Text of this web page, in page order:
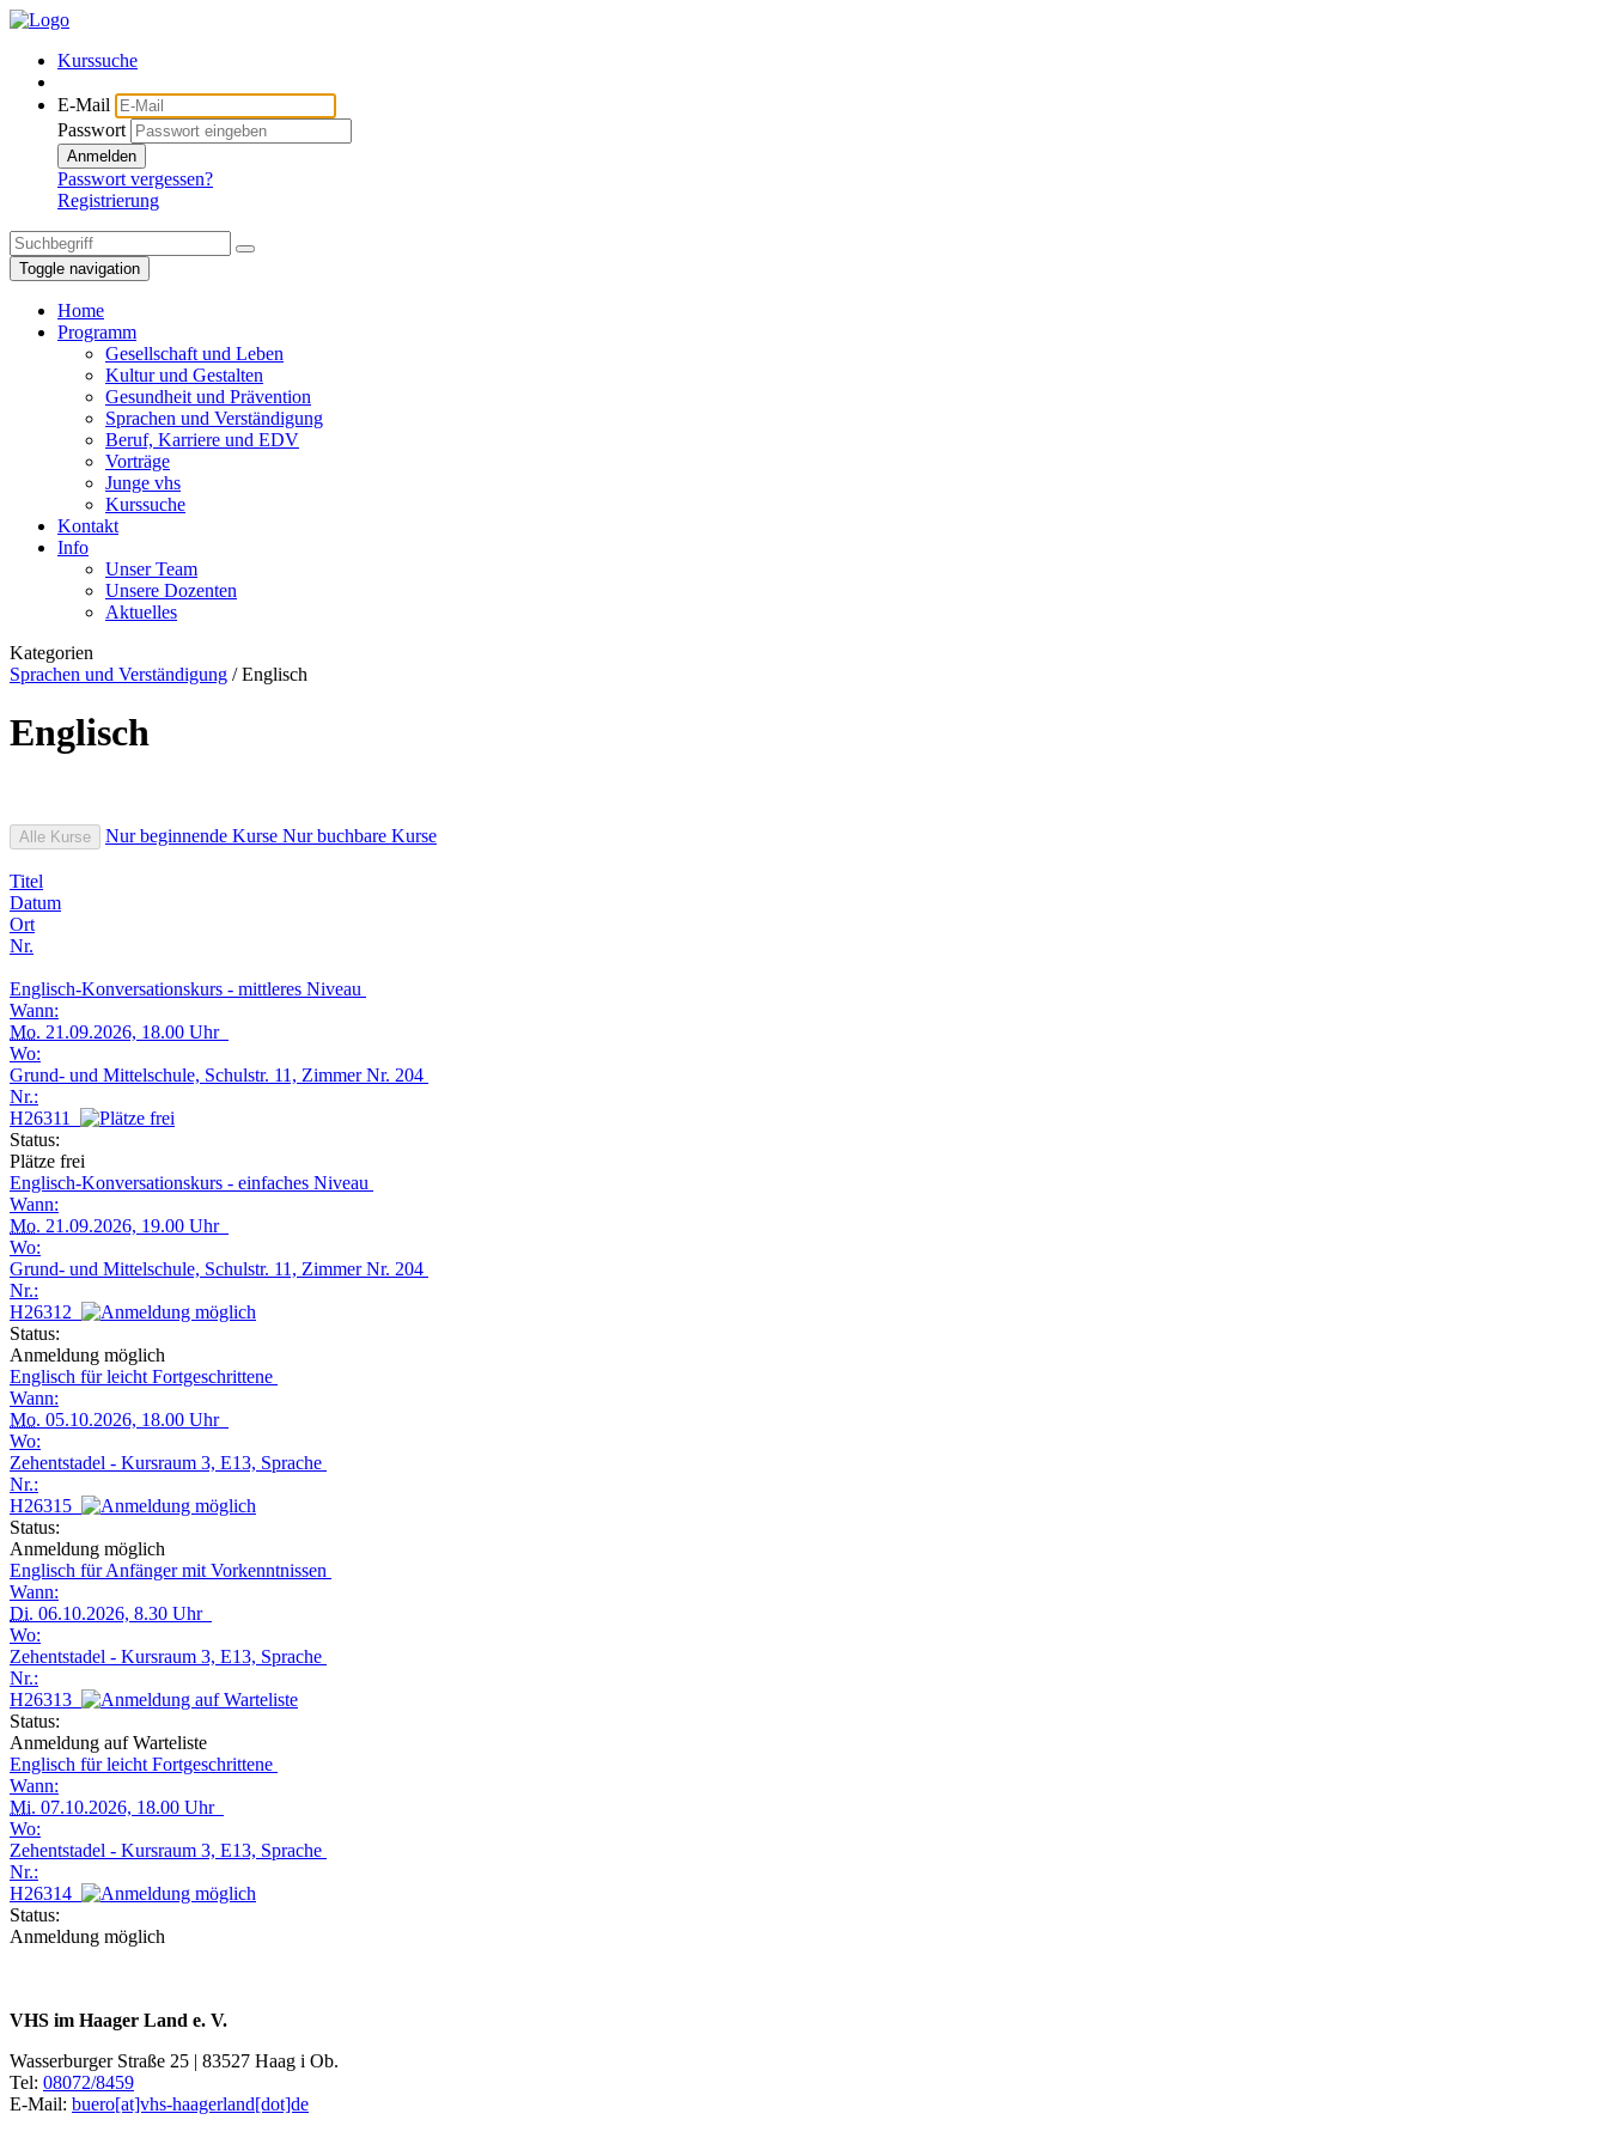
Kurssuche
E-Mail
Passwort
Anmelden
Passwort vergessen?
Registrierung
Toggle navigation
Home
Programm
Gesellschaft und Leben
Kultur und Gestalten
Gesundheit und Prävention
Sprachen und Verständigung
Beruf, Karriere und EDV
Vorträge
Junge vhs
Kurssuche
Kontakt
Info
Unser Team
Unsere Dozenten
Aktuelles
Kategorien
Sprachen und Verständigung /Englisch
Englisch
Alle Kurse Nur beginnende Kurse Nur buchbare Kurse
Titel
Datum
Ort
Nr.
Englisch-Konversationskurs - mittleres Niveau
Wann:
Mo. 21.09.2026, 18.00 Uhr
Wo:
Grund- und Mittelschule, Schulstr. 11, Zimmer Nr. 204
Nr.:
H26311
Status:
Plätze frei
Englisch-Konversationskurs - einfaches Niveau
Wann:
Mo. 21.09.2026, 19.00 Uhr
Wo:
Grund- und Mittelschule, Schulstr. 11, Zimmer Nr. 204
Nr.:
H26312
Status:
Anmeldung möglich
Englisch für leicht Fortgeschrittene
Wann:
Mo. 05.10.2026, 18.00 Uhr
Wo:
Zehentstadel - Kursraum 3, E13, Sprache
Nr.:
H26315
Status:
Anmeldung möglich
Englisch für Anfänger mit Vorkenntnissen
Wann:
Di. 06.10.2026, 8.30 Uhr
Wo:
Zehentstadel - Kursraum 3, E13, Sprache
Nr.:
H26313
Status:
Anmeldung auf Warteliste
Englisch für leicht Fortgeschrittene
Wann:
Mi. 07.10.2026, 18.00 Uhr
Wo:
Zehentstadel - Kursraum 3, E13, Sprache
Nr.:
H26314
Status:
Anmeldung möglich
VHS im Haager Land e. V.
Wasserburger Straße 25 | 83527 Haag i Ob.
Tel: 08072/8459
E-Mail: buero[at]vhs-haagerland[dot]de